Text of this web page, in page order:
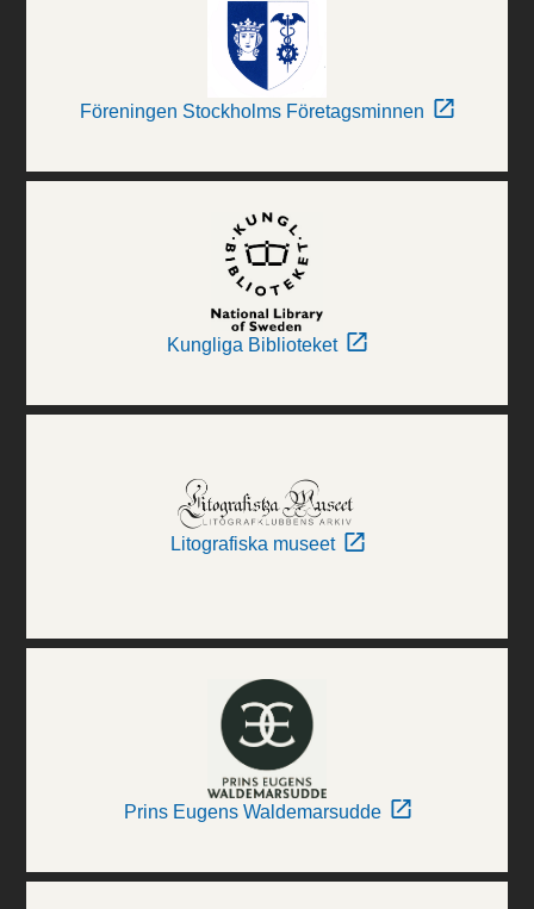
Föreningen Stockholms Företagsminnen
Kungliga Biblioteket
Litografiska museet
Prins Eugens Waldemarsudde